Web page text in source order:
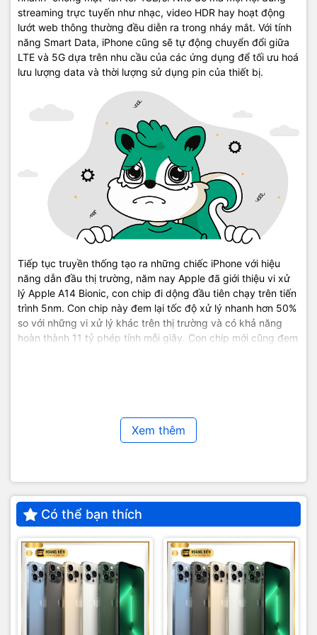
streaming trực tuyến như nhạc, video HDR hay hoạt động
lướt web thông thường đều diễn ra trong nháy mắt. Với tính
năng Smart Data, iPhone cũng sẽ tự động chuyển đổi giữa
LTE và 5G dựa trên nhu cầu của các ứng dụng để tối ưu hoá
lưu lượng data và thời lượng sử dụng pin của thiết bị.
Tiếp tục truyền thống tạo ra những chiếc iPhone với hiệu
năng dẫn đầu thị trường, năm nay Apple đã giới thiệu vi xử
lý Apple A14 Bionic, con chip đi dộng đầu tiên chạy trên tiến
trình 5nm. Con chip này đem lại tốc độ xử lý nhanh hơn 50%
so với những vi xử lý khác trên thị trường và có khả năng
hoàn thành 11 tỷ phép tính mỗi giây. Con chip mới cũng đem
liệu. Thời lượng pin của iPhone 12 Pro Max cũng thuộc hàng
top trong thế giới smartphone. Chiếc điện thoại này hứa hẹn
một ngày làm việc và giải trí không ngừng nghỉ với chiếc
điện thoại này. iPhone 12 Pro Max cũng hỗ trợ sạc nhanh
18W và sạc không dây MagSafe 15W vô cùng tiện lợi và
nhanh chóng.
Camera xuyên màn đêm.
Máy quét LiDAR độc
nhất
Xem thêm
Có thể bạn thích